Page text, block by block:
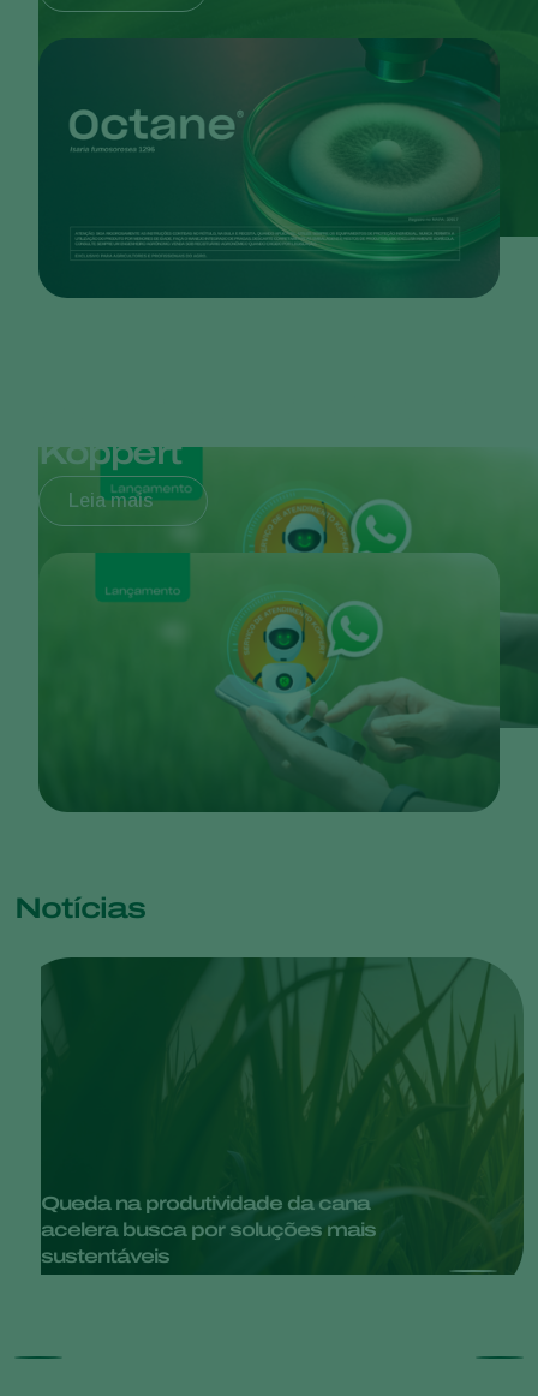
Koppert
Leia mais
Notícias
Queda na produtividade da cana
acelera busca por soluções mais
sustentáveis